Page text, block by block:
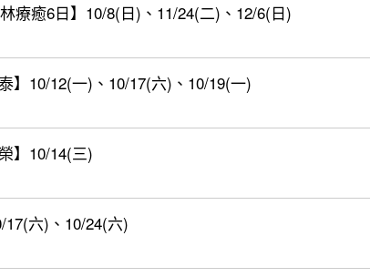
療癒6日】10/8(日)、11/24(二)、12/6(日)
】10/12(一)、10/17(六)、10/19(一)
】10/14(三)
六)、10/24(六)